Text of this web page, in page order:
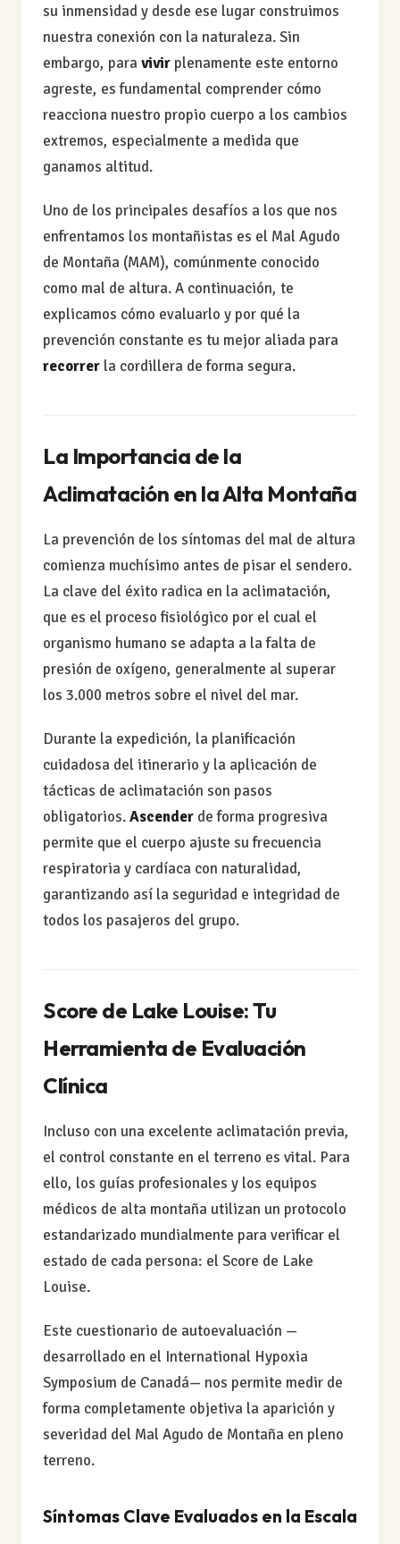
su inmensidad y desde ese lugar construimos
nuestra conexión con la naturaleza. Sin
embargo, para vivir plenamente este entorno
agreste, es fundamental comprender cómo
reacciona nuestro propio cuerpo a los cambios
extremos, especialmente a medida que
ganamos altitud.
Uno de los principales desafíos a los que nos
enfrentamos los montañistas es el Mal Agudo
de Montaña (MAM), comúnmente conocido
como mal de altura. A continuación, te
explicamos cómo evaluarlo y por qué la
prevención constante es tu mejor aliada para
recorrer la cordillera de forma segura.
La Importancia de la
Aclimatación en la Alta Montaña
La prevención de los síntomas del mal de altura
comienza muchísimo antes de pisar el sendero.
La clave del éxito radica en la aclimatación,
que es el proceso fisiológico por el cual el
organismo humano se adapta a la falta de
presión de oxígeno, generalmente al superar
los 3.000 metros sobre el nivel del mar.
Durante la expedición, la planificación
cuidadosa del itinerario y la aplicación de
tácticas de aclimatación son pasos
obligatorios.Ascender de forma progresiva
permite que el cuerpo ajuste su frecuencia
respiratoria y cardíaca con naturalidad,
garantizando así la seguridad e integridad de
todos los pasajeros del grupo.
Score de Lake Louise: Tu
Herramienta de Evaluación
Clínica
Incluso con una excelente aclimatación previa,
el control constante en el terreno es vital. Para
ello, los guías profesionales y los equipos
médicos de alta montaña utilizan un protocolo
estandarizado mundialmente para verificar el
estado de cada persona: el Score de Lake
Louise.
Este cuestionario de autoevaluación —
desarrollado en el International Hypoxia
Symposium de Canadá— nos permite medir de
forma completamente objetiva la aparición y
severidad del Mal Agudo de Montaña en pleno
terreno.
Síntomas Clave Evaluados en la Escala